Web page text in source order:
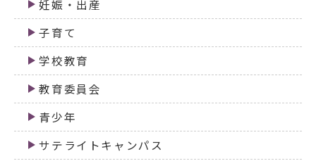
妊娠・出産
子育て
学校教育
教育委員会
青少年
サテライトキャンパス